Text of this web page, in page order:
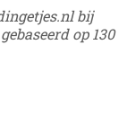
bij
op 130